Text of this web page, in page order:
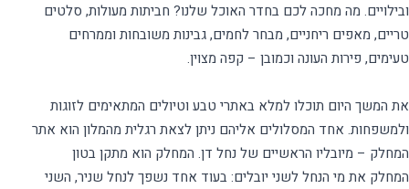
ובילויים. מה מחכה לכם בחדר האוכל שלנו? חביתות מעולות, סלטים
טריים, מאפים ריחניים, מבחר לחמים, גבינות משובחות וממרחים
את המשך היום תוכלו למלא באתרי טבע וטיולים המתאימים לזוגות
ולמשפחות. אחד המסלולים אליהם ניתן לצאת רגלית מהמלון הוא אתר
המחלק – מיובליו הראשיים של נחל דן. המחלק הוא מתקן בטון
המחלק את מי הנחל לשני יובלים: בעוד אחד נשפך לנחל שניר, השני